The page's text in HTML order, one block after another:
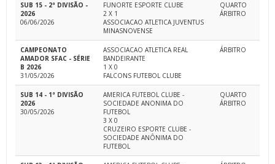
SUB 15 - 2ª DIVISÃO -
2026
06/06/2026
FUNORTE ESPORTE CLUBE
2 X 1
ASSOCIACAO ATLETICA JUVENTUS
MINASNOVENSE
QUARTO
ÁRBITRO
CAMPEONATO
AMADOR SFAC - SÉRIE
B 2026
31/05/2026
ASSOCIACAO ATLETICA REAL
BANDEIRANTE
1 X 0
FALCONS FUTEBOL CLUBE
ÁRBITRO
SUB 14 - 1ª DIVISÃO
2026
30/05/2026
AMERICA FUTEBOL CLUBE -
SOCIEDADE ANONIMA DO
FUTEBOL
3 X 0
CRUZEIRO ESPORTE CLUBE -
SOCIEDADE ANÔNIMA DO
FUTEBOL
QUARTO
ÁRBITRO